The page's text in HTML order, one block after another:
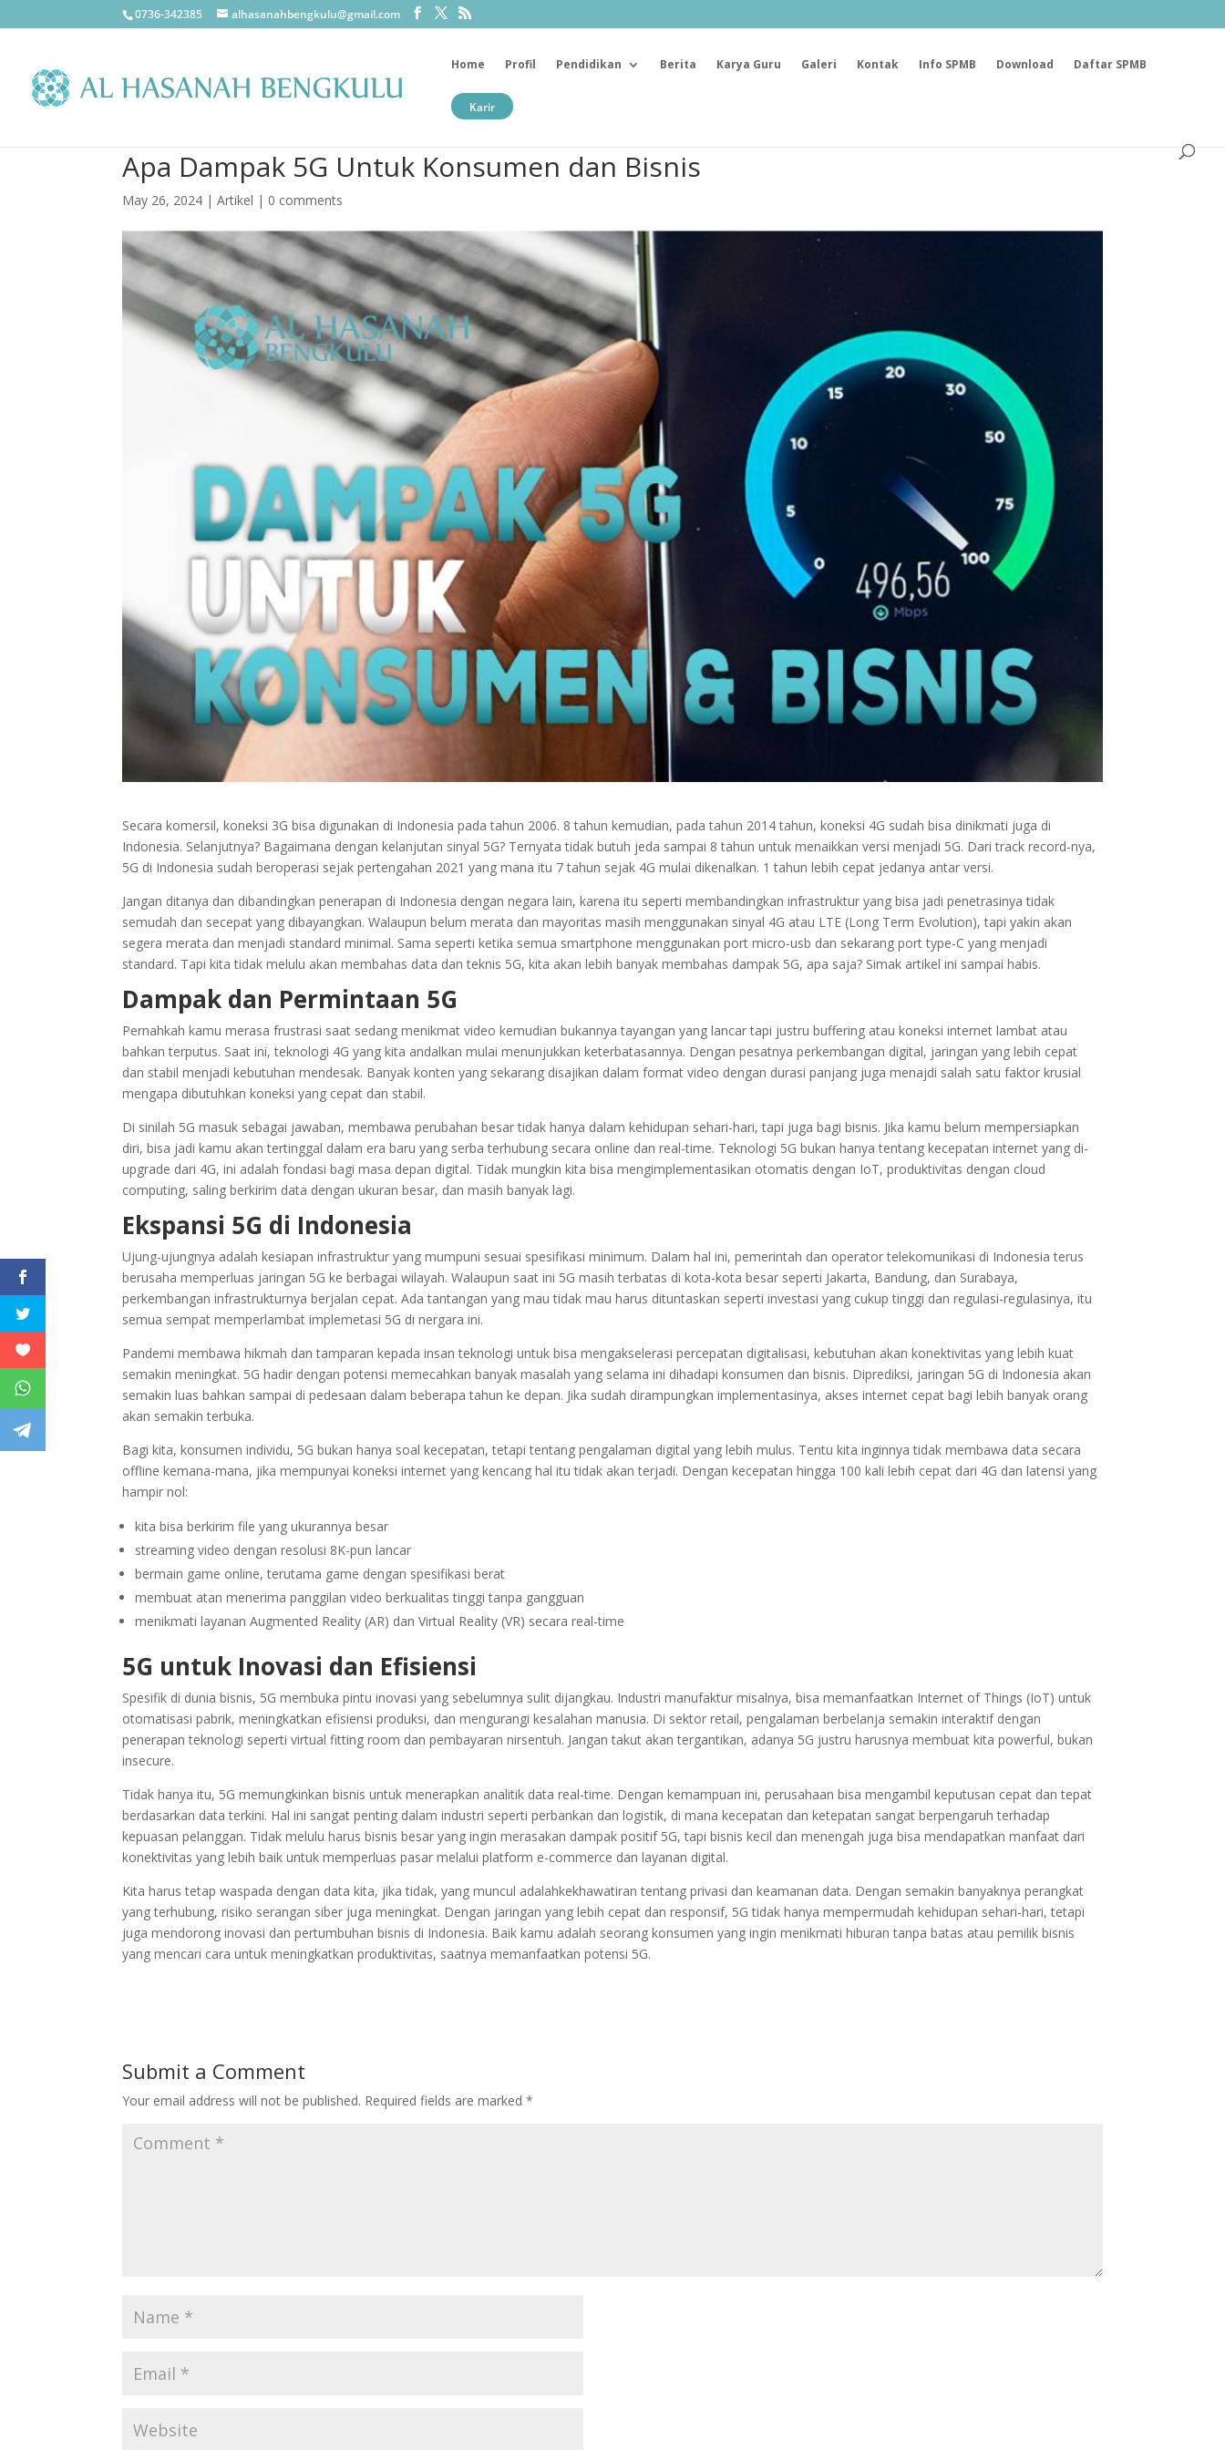
0736-342385 alhasanahbengkulu@gmail.com
Home Profil Pendidikan Berita Karya Guru Galeri Kontak Info SPMB Download Daftar SPMB
Karir
Apa Dampak 5G Untuk Konsumen dan Bisnis
May 26, 2024 |Artikel | 0 comments
Secara komersil, koneksi 3G bisa digunakan di Indonesia pada tahun 2006. 8 tahun kemudian, pada tahun 2014 tahun, koneksi 4G sudah bisa dinikmati juga di
Indonesia. Selanjutnya? Bagaimana dengan kelanjutan sinyal 5G? Ternyata tidak butuh jeda sampai 8 tahun untuk menaikkan versi menjadi 5G. Dari track record-nya,
5G di Indonesia sudah beroperasi sejak pertengahan 2021 yang mana itu 7 tahun sejak 4G mulai dikenalkan. 1 tahun lebih cepat jedanya antar versi.
Jangan ditanya dan dibandingkan penerapan di Indonesia dengan negara lain, karena itu seperti membandingkan infrastruktur yang bisa jadi penetrasinya tidak
semudah dan secepat yang dibayangkan. Walaupun belum merata dan mayoritas masih menggunakan sinyal 4G atau LTE (Long Term Evolution), tapi yakin akan
segera merata dan menjadi standard minimal. Sama seperti ketika semua smartphone menggunakan port micro-usb dan sekarang port type-C yang menjadi
standard. Tapi kita tidak melulu akan membahas data dan teknis 5G, kita akan lebih banyak membahas dampak 5G, apa saja? Simak artikel ini sampai habis.
Dampak dan Permintaan 5G
Pernahkah kamu merasa frustrasi saat sedang menikmat video kemudian bukannya tayangan yang lancar tapi justru buffering atau koneksi internet lambat atau
bahkan terputus. Saat ini, teknologi 4G yang kita andalkan mulai menunjukkan keterbatasannya. Dengan pesatnya perkembangan digital, jaringan yang lebih cepat
dan stabil menjadi kebutuhan mendesak. Banyak konten yang sekarang disajikan dalam format video dengan durasi panjang juga menajdi salah satu faktor krusial
mengapa dibutuhkan koneksi yang cepat dan stabil.
Di sinilah 5G masuk sebagai jawaban, membawa perubahan besar tidak hanya dalam kehidupan sehari-hari, tapi juga bagi bisnis. Jika kamu belum mempersiapkan
diri, bisa jadi kamu akan tertinggal dalam era baru yang serba terhubung secara online dan real-time. Teknologi 5G bukan hanya tentang kecepatan internet yang di-
upgrade dari 4G, ini adalah fondasi bagi masa depan digital. Tidak mungkin kita bisa mengimplementasikan otomatis dengan IoT, produktivitas dengan cloud
computing, saling berkirim data dengan ukuran besar, dan masih banyak lagi.
Ekspansi 5G di Indonesia
Ujung-ujungnya adalah kesiapan infrastruktur yang mumpuni sesuai spesifikasi minimum. Dalam hal ini, pemerintah dan operator telekomunikasi di Indonesia terus
berusaha memperluas jaringan 5G ke berbagai wilayah. Walaupun saat ini 5G masih terbatas di kota-kota besar seperti Jakarta, Bandung, dan Surabaya,
perkembangan infrastrukturnya berjalan cepat. Ada tantangan yang mau tidak mau harus dituntaskan seperti investasi yang cukup tinggi dan regulasi-regulasinya, itu
semua sempat memperlambat implemetasi 5G di nergara ini.
Pandemi membawa hikmah dan tamparan kepada insan teknologi untuk bisa mengakselerasi percepatan digitalisasi, kebutuhan akan konektivitas yang lebih kuat
semakin meningkat. 5G hadir dengan potensi memecahkan banyak masalah yang selama ini dihadapi konsumen dan bisnis. Diprediksi, jaringan 5G di Indonesia akan
semakin luas bahkan sampai di pedesaan dalam beberapa tahun ke depan. Jika sudah dirampungkan implementasinya, akses internet cepat bagi lebih banyak orang
akan semakin terbuka.
Bagi kita, konsumen individu, 5G bukan hanya soal kecepatan, tetapi tentang pengalaman digital yang lebih mulus. Tentu kita inginnya tidak membawa data secara
offline kemana-mana, jika mempunyai koneksi internet yang kencang hal itu tidak akan terjadi. Dengan kecepatan hingga 100 kali lebih cepat dari 4G dan latensi yang
hampir nol:
kita bisa berkirim file yang ukurannya besar
streaming video dengan resolusi 8K-pun lancar
bermain game online, terutama game dengan spesifikasi berat
membuat atan menerima panggilan video berkualitas tinggi tanpa gangguan
menikmati layanan Augmented Reality (AR) dan Virtual Reality (VR) secara real-time
5G untuk Inovasi dan Efisiensi
Spesifik di dunia bisnis, 5G membuka pintu inovasi yang sebelumnya sulit dijangkau. Industri manufaktur misalnya, bisa memanfaatkan Internet of Things (IoT) untuk
otomatisasi pabrik, meningkatkan efisiensi produksi, dan mengurangi kesalahan manusia. Di sektor retail, pengalaman berbelanja semakin interaktif dengan
penerapan teknologi seperti virtual fitting room dan pembayaran nirsentuh. Jangan takut akan tergantikan, adanya 5G justru harusnya membuat kita powerful, bukan
insecure.
Tidak hanya itu, 5G memungkinkan bisnis untuk menerapkan analitik data real-time. Dengan kemampuan ini, perusahaan bisa mengambil keputusan cepat dan tepat
berdasarkan data terkini. Hal ini sangat penting dalam industri seperti perbankan dan logistik, di mana kecepatan dan ketepatan sangat berpengaruh terhadap
kepuasan pelanggan. Tidak melulu harus bisnis besar yang ingin merasakan dampak positif 5G, tapi bisnis kecil dan menengah juga bisa mendapatkan manfaat dari
konektivitas yang lebih baik untuk memperluas pasar melalui platform e-commerce dan layanan digital.
Kita harus tetap waspada dengan data kita, jika tidak, yang muncul adalahkekhawatiran tentang privasi dan keamanan data. Dengan semakin banyaknya perangkat
yang terhubung, risiko serangan siber juga meningkat. Dengan jaringan yang lebih cepat dan responsif, 5G tidak hanya mempermudah kehidupan sehari-hari, tetapi
juga mendorong inovasi dan pertumbuhan bisnis di Indonesia. Baik kamu adalah seorang konsumen yang ingin menikmati hiburan tanpa batas atau pemilik bisnis
yang mencari cara untuk meningkatkan produktivitas, saatnya memanfaatkan potensi 5G.
Submit a Comment
Your email address will not be published. Required fields are marked*